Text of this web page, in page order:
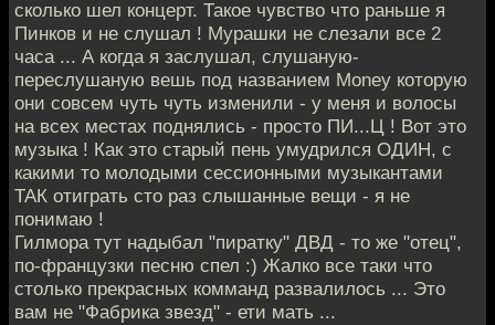
сколько шел концерт. Такое чувство что раньше я
Пинков и не слушал ! Мурашки не слезали все 2
часа ... А когда я заслушал, слушаную-
переслушаную вешь под названием Money которую
они совсем чуть чуть изменили - у меня и волосы
на всех местах поднялись - просто ПИ...Ц ! Вот это
музыка ! Как это старый пень умудрился ОДИН, с
какими то молодыми сессионными музыкантами
ТАК отиграть сто раз слышанные вещи - я не
понимаю !
Гилмора тут надыбал "пиратку" ДВД - то же "отец",
по-французки песню спел :) Жалко все таки что
столько прекрасных комманд развалилось ... Это
вам не "Фабрика звезд" - ети мать ...